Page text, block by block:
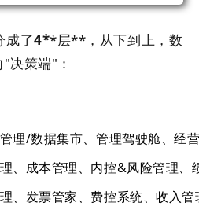
成了4**层**，从下到上，数
决策端"：
理/数据集市、管理驾驶舱、经
、成本管理、内控&风险管理、
、发票管家、费控系统、收入